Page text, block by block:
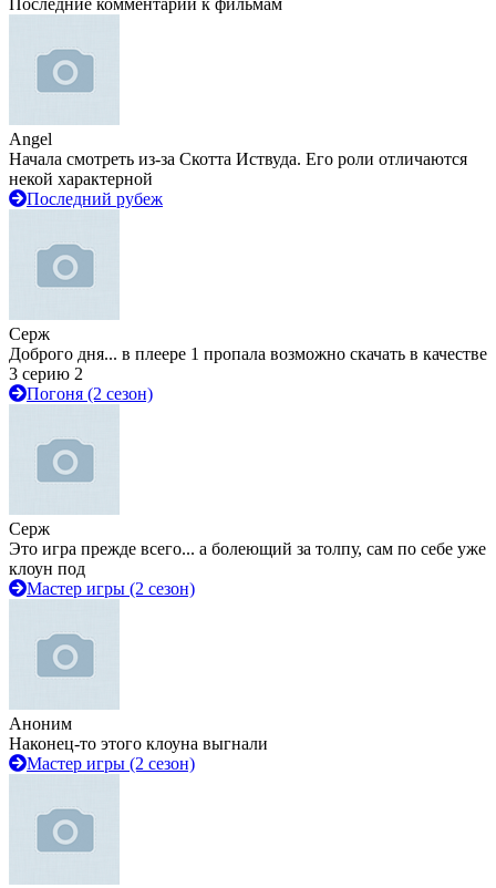
Последние комментарии к фильмам
Angel
Начала смотреть из-за Скотта Иствуда. Его роли отличаются
некой характерной
Последний рубеж
Серж
Доброго дня... в плеере 1 пропала возможно скачать в качестве
3 серию 2
Погоня (2 сезон)
Серж
Это игра прежде всего... а болеющий за толпу, сам по себе уже
клоун под
Мастер игры (2 сезон)
Аноним
Наконец-то этого клоуна выгнали
Мастер игры (2 сезон)